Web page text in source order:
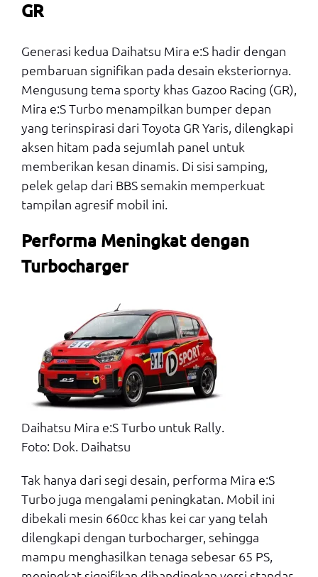
GR
Generasi kedua Daihatsu Mira e:S hadir dengan
pembaruan signifikan pada desain eksteriornya.
Mengusung tema sporty khas Gazoo Racing (GR),
Mira e:S Turbo menampilkan bumper depan
yang terinspirasi dari Toyota GR Yaris, dilengkapi
aksen hitam pada sejumlah panel untuk
memberikan kesan dinamis. Di sisi samping,
pelek gelap dari BBS semakin memperkuat
tampilan agresif mobil ini.
Performa Meningkat dengan
Turbocharger
Daihatsu Mira e:S Turbo untuk Rally.
Foto: Dok. Daihatsu
Tak hanya dari segi desain, performa Mira e:S
Turbo juga mengalami peningkatan. Mobil ini
dibekali mesin 660cc khas kei car yang telah
dilengkapi dengan turbocharger, sehingga
mampu menghasilkan tenaga sebesar 65 PS,